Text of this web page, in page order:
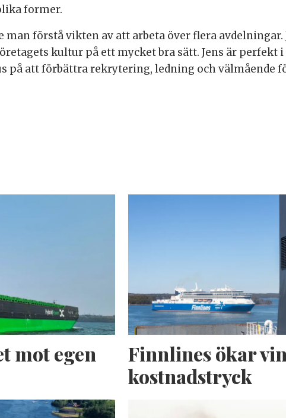
former.
förstå vikten av att arbeta över flera avdelningar.
kultur på ett mycket bra sätt. Jens är perfekt
på att förbättra rekrytering, ledning och välmående
mot egen
Finnlines ökar
kostnadstryck